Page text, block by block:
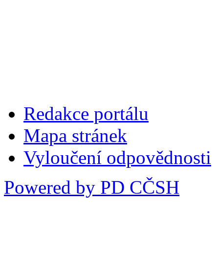
Redakce portálu
Mapa stránek
Vyloučení odpovědnosti
Powered by PD CČSH